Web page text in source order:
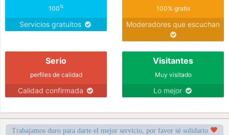
100%
Servicios gratuitos
100% gratis
Moderadores que escuchan
Serio
perfiles de calidad
Calidad confirmada
Visitantes
Muy visitado
Lo mejor
Trabajamos duro para darte el mejor servicio, por favor sé solidario